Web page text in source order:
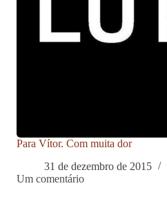
Para Vítor. Com muita dor
31 de dezembro de 2015
Um comentário